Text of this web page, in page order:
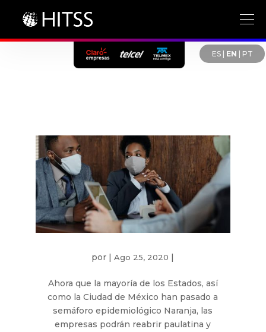
ES| EN PT
por |Ago 25, 2020 |
Ahora que la mayoría de los Estados, así
como la Ciudad de México han pasado a
semáforo epidemiológico Naranja, las
empresas podrán reabrir paulatina y